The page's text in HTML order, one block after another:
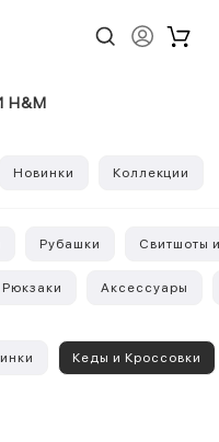
H&M
Новинки Коллекции
Рубашки Свитшоты
Аксессуары
Кеды и Кроссовки